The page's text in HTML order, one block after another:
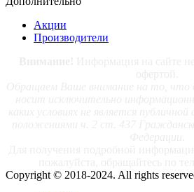
Акции
Производители
Copyright © 2018-2024. All rights